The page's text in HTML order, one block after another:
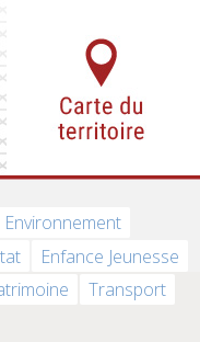
Environnement
Enfance Jeunesse
Transport